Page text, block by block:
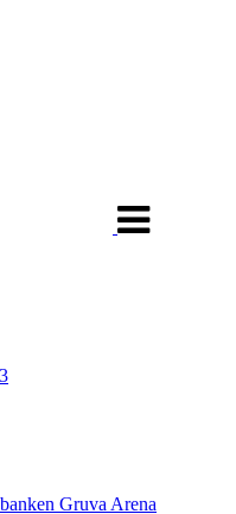
Gruva Arena